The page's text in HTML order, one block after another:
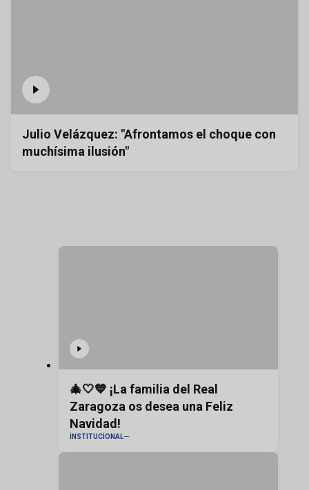
Julio Velázquez: "Afrontamos el choque con
muchísima ilusión"
🎄🤍💙 ¡La familia del Real
Zaragoza os desea una Feliz
Navidad!
INSTITUCIONAL